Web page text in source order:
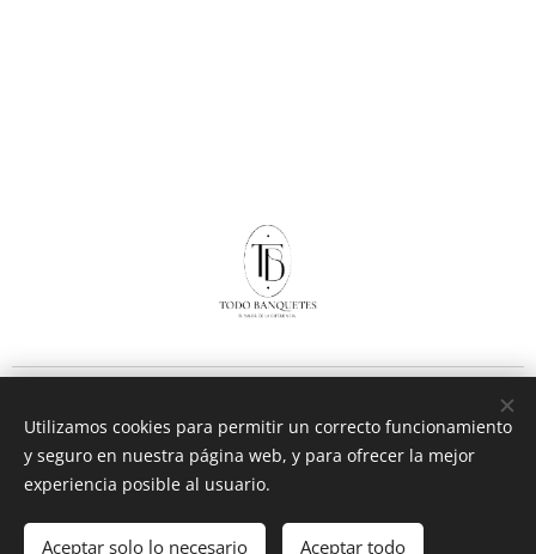
Politicas de reserva y devolución de dinero
*Algunas fotos publicadas son para mostrar ejemplos de salón
y no necesariamente pertenecen a nuestro fotógrafo
Derechos reservados a cada fotógrafo
Utilizamos cookies para permitir un correcto funcionamiento
y seguro en nuestra página web, y para ofrecer la mejor
experiencia posible al usuario.
Aceptar solo lo necesario Aceptar todo